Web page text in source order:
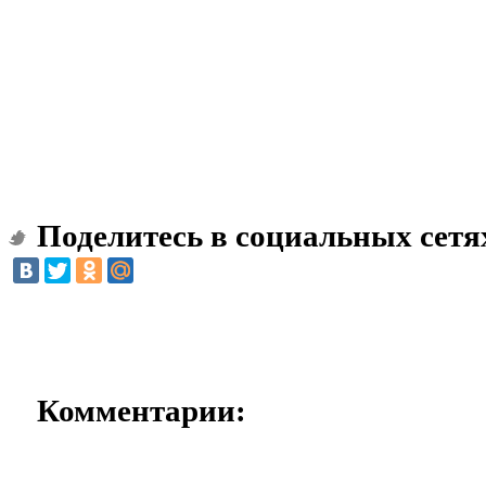
Поделитесь в социальных
Комментарии: